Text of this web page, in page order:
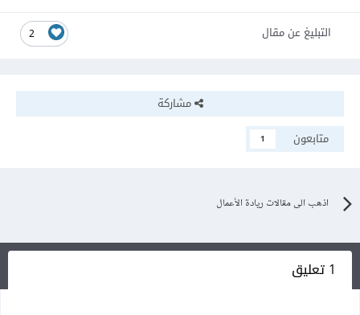
2 التبليغ عن مقال
مشاركة
متابعون
1
اذهب الى مقالات ريادة الأعمال
1 تعليق